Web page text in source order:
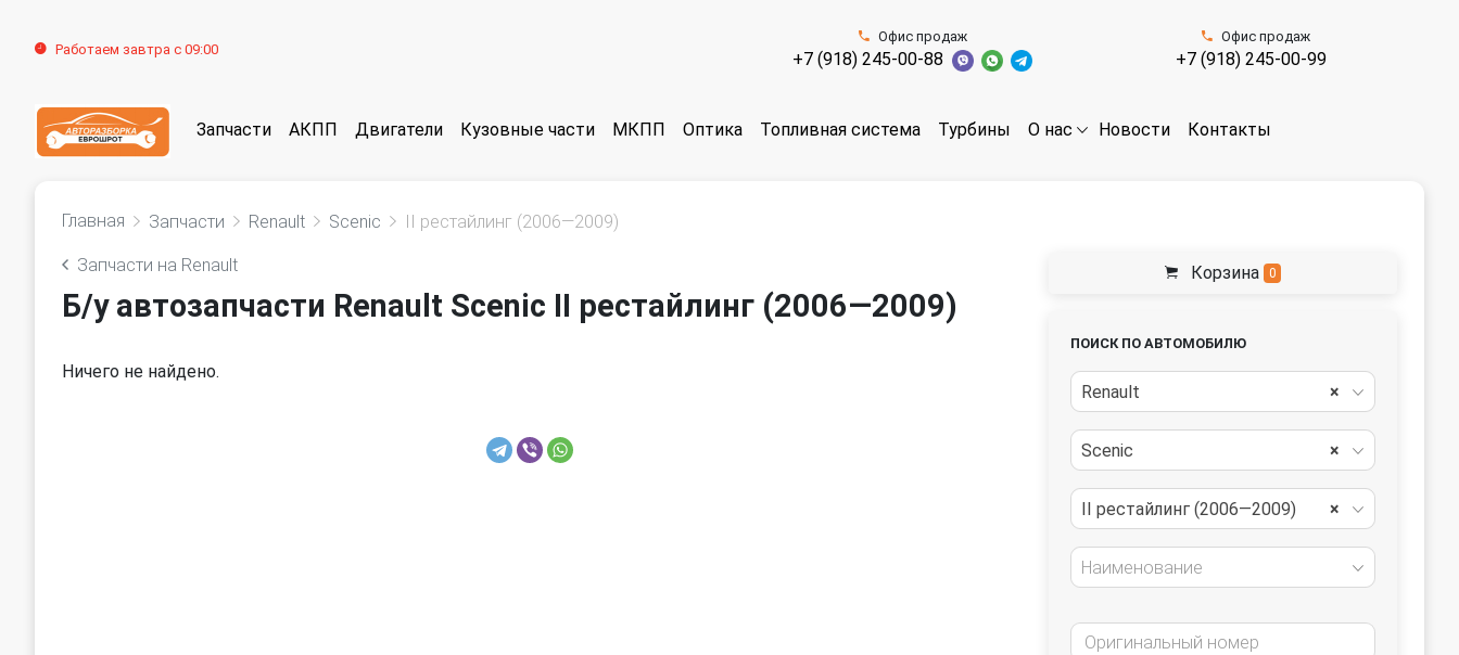
Работаем завтра с 09:00
Офис продаж
+7 (918) 245-00-88
Офис продаж
+7 (918) 245-00-99
Запчасти АКПП Двигатели Кузовные части МКПП Оптика Топливная система Турбины О нас Новости Контакты
Главная Запчасти Renault Scenic II рестайлинг (2006—2009)
Запчасти на Renault
Б/у автозапчасти Renault Scenic II рестайлинг (2006—2009)
Ничего не найдено.
Корзина 0
ПОИСК ПО АВТОМОБИЛЮ
×
Renault
×
Scenic
×
II рестайлинг (2006—2009)
Наименование